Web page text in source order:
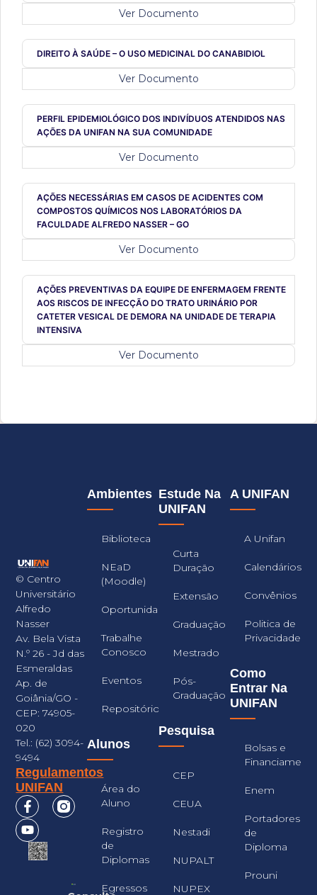
Ver Documento
DIREITO À SAÚDE – O USO MEDICINAL DO CANABIDIOL
Ver Documento
PERFIL EPIDEMIOLÓGICO DOS INDIVÍDUOS ATENDIDOS NAS
AÇÕES DA UNIFAN NA SUA COMUNIDADE
Ver Documento
AÇÕES NECESSÁRIAS EM CASOS DE ACIDENTES COM
COMPOSTOS QUÍMICOS NOS LABORATÓRIOS DA
FACULDADE ALFREDO NASSER – GO
Ver Documento
AÇÕES PREVENTIVAS DA EQUIPE DE ENFERMAGEM FRENTE
AOS RISCOS DE INFECÇÃO DO TRATO URINÁRIO POR
CATETER VESICAL DE DEMORA NA UNIDADE DE TERAPIA
INTENSIVA
Ver Documento
© Centro
Universitário
Alfredo
Nasser
Av. Bela Vista
N.º 26 - Jd das
Esmeraldas
Ap. de
Goiânia/GO -
CEP: 74905-
020
Tel.: (62) 3094-
9494
Regulamentos
UNIFAN
A UNIFAN
A Unifan
Calendários
Convênios
Politica de
Privacidade
Como
Entrar Na
UNIFAN
Bolsas e
Enem
Portadores
de
Diploma
Prouni
Estude Na
UNIFAN
Curta
Duração
Extensão
Graduação
Mestrado
Pós-
Graduação
Pesquisa
CEP
CEUA
Nestadi
NUPALT
NUPEX
Ambientes
Biblioteca
NEaD
(Moodle)
Oportunidades
Trabalhe
Conosco
Eventos
Repositório
Alunos
Área do
Aluno
Registro
de
Diplomas
Egressos